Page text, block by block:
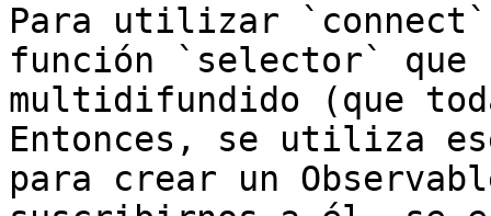
Para utilizar
función `selector` que
multidifundido (que
Entonces, se utiliza
para crear un